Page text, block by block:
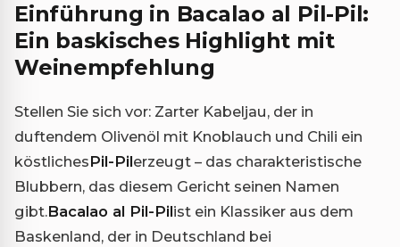
Einführung in Bacalao al Pil-Pil:
Ein baskisches Highlight mit
Weinempfehlung
Stellen Sie sich vor: Zarter Kabeljau, der in
duftendem Olivenöl mit Knoblauch und Chili ein
köstlichesPil-Pilerzeugt – das charakteristische
Blubbern, das diesem Gericht seinen Namen
gibt.Bacalao al Pil-Pilist ein Klassiker aus dem
Baskenland, der in Deutschland bei